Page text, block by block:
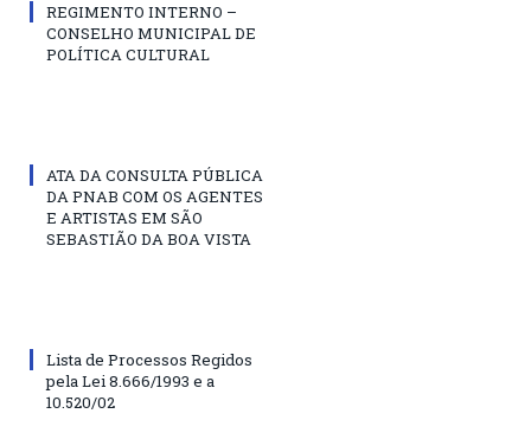
REGIMENTO INTERNO –
CONSELHO MUNICIPAL DE
POLÍTICA CULTURAL
ATA DA CONSULTA PÚBLICA
DA PNAB COM OS AGENTES
E ARTISTAS EM SÃO
SEBASTIÃO DA BOA VISTA
Lista de Processos Regidos
pela Lei 8.666/1993 e a
10.520/02